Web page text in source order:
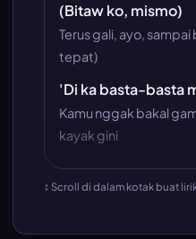
(Bitaw ko, mismo)
Terus gali, ayo,
tepat)
'Di ka basta-basta
Kamu nggak bakal
kayak gini
↕ Scroll di dalam kotak buat